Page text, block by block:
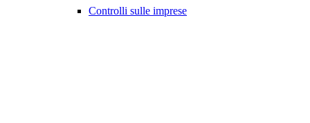
Controlli sulle imprese